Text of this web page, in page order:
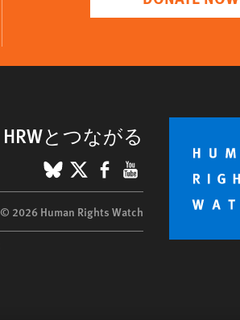
HRWとつながる
BlueSky
X Facebook
YouTube
© 2026 Human Rights Watch